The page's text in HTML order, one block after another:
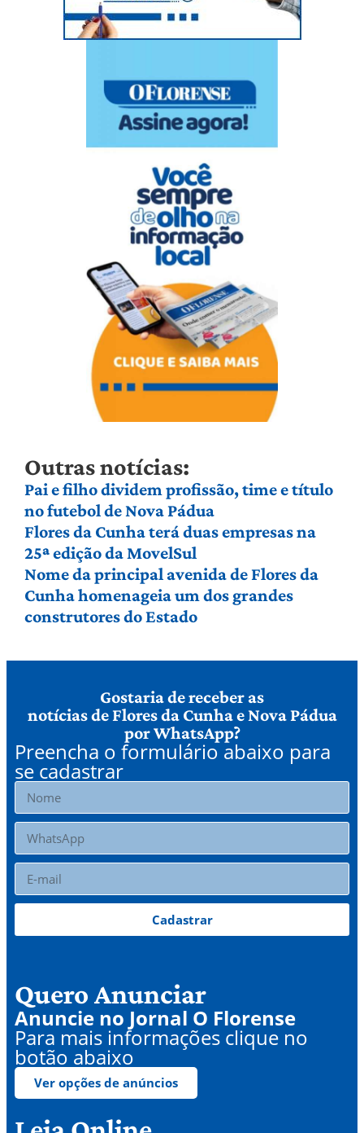
Outras notícias:
Pai e filho dividem profissão, time e título
no futebol de Nova Pádua
Flores da Cunha terá duas empresas na
25ª edição da MovelSul
Nome da principal avenida de Flores da
Cunha homenageia um dos grandes
construtores do Estado
Gostaria de receber as
notícias de Flores da Cunha e Nova Pádua
por WhatsApp?
Preencha o formulário abaixo para
se cadastrar
Cadastrar
Quero Anunciar
Anuncie no Jornal O Florense
Para mais informações clique no
botão abaixo
Ver opções de anúncios